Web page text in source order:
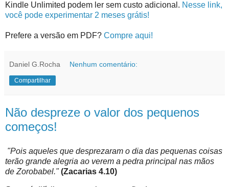
Kindle Unlimited podem ler sem custo adicional. Nesse link,
você pode experimentar 2 meses grátis!
Prefere a versão em PDF? Compre aqui!
Daniel G.Rocha Nenhum comentário:
Compartilhar
Não despreze o valor dos pequenos
começos!
"Pois aqueles que desprezaram o dia das pequenas coisas
terão grande alegria ao verem a pedra principal nas mãos
de Zorobabel." (Zacarias 4.10)